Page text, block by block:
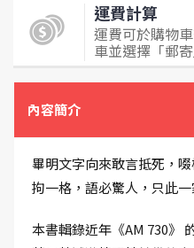
運費計算
運費可於購物
車並選擇「郵
內容簡介
畢明文字向來敢言抵死，
拘一格，語必驚人，只此一
本書輯錄近年《AM 730》